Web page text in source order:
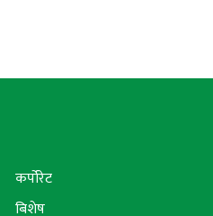
कर्पोरेट
बिशेष